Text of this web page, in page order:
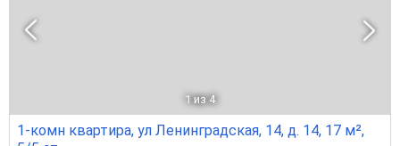
1 из 4
1-комн квартира, ул Ленинградская, 14, д. 14, 17 м²,